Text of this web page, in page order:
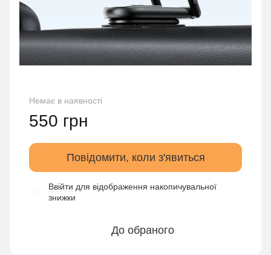
Немає в наявності
550 грн
Повідомити, коли з'явиться
Ввійти для відображення накопичувальної
знижки
До обраного